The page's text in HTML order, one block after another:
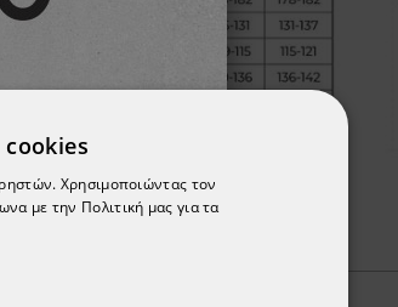
cookies
Χρησιμοποιώντας τον
με την Πολιτική μας για τα